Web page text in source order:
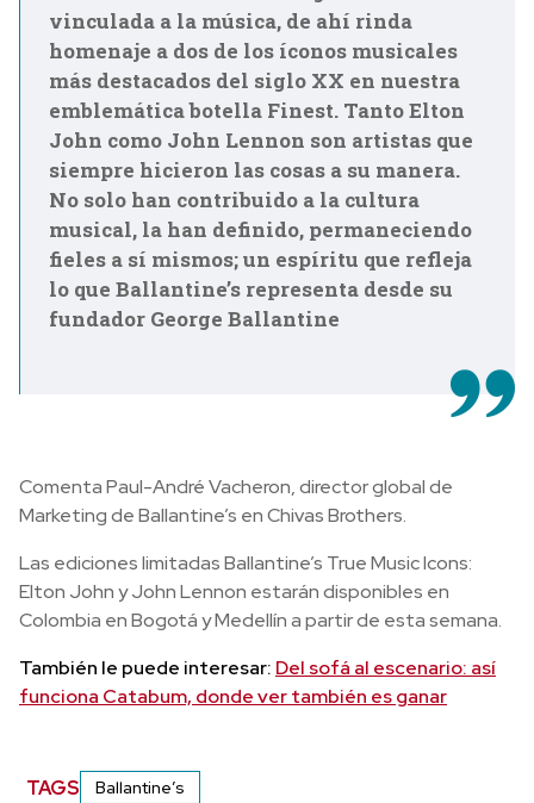
vinculada a la música, de ahí rinda
homenaje a dos de los íconos musicales
más destacados del siglo XX en nuestra
emblemática botella Finest. Tanto Elton
John como John Lennon son artistas que
siempre hicieron las cosas a su manera.
No solo han contribuido a la cultura
musical, la han definido, permaneciendo
fieles a sí mismos; un espíritu que refleja
lo que Ballantine’s representa desde su
fundador George Ballantine
Comenta Paul-André Vacheron, director global de
Marketing de Ballantine’s en Chivas Brothers.
Las ediciones limitadas Ballantine’s True Music Icons:
Elton John y John Lennon estarán disponibles en
Colombia en Bogotá y Medellín a partir de esta semana.
También le puede interesar: Del sofá al escenario: así
funciona Catabum, donde ver también es ganar
TAGS Ballantine’s